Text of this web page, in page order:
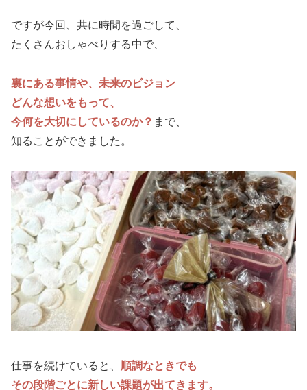
ですが今回、共に時間を過ごして、
たくさんおしゃべりする中で、
裏にある事情や、未来のビジョン
どんな想いをもって、
今何を大切にしているのか？ まで、
知ることができました。
仕事を続けていると、 順調なときでも
その段階ごとに新しい課題が出てきます。